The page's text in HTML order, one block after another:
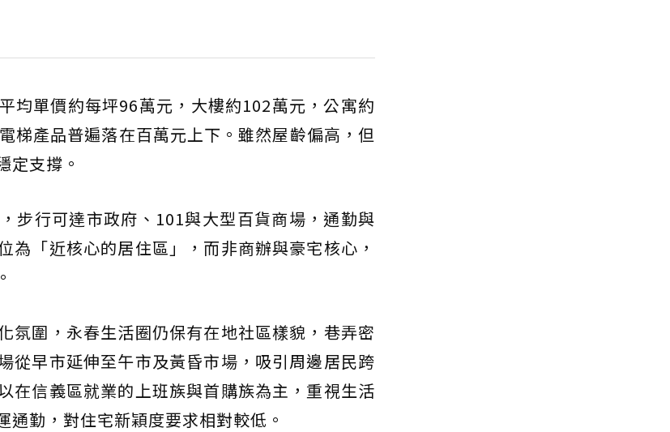
均單價約每坪96萬元，大樓約102萬元，公寓約
梯產品普遍落在百萬元上下。雖然屋齡偏高，但
定支撐。
步行可達市政府、101與大型百貨商場，通勤與
為「近核心的居住區」，而非商辦與豪宅核心，
氛圍，永春生活圈仍保有在地社區樣貌，巷弄密
從早市延伸至午市及黃昏市場，吸引周邊居民跨
在信義區就業的上班族與首購族為主，重視生活
勤，對住宅新穎度要求相對較低。